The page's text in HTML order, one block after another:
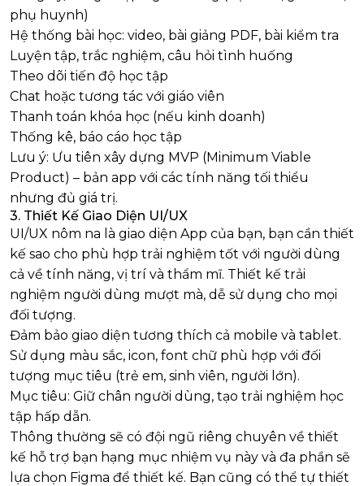
phụ huynh)
Hệ thống bài học: video, bài giảng PDF, bài kiểm tra
Luyện tập, trắc nghiệm, câu hỏi tình huống
Theo dõi tiến độ học tập
Chat hoặc tương tác với giáo viên
Thanh toán khóa học (nếu kinh doanh)
Thống kê, báo cáo học tập
Lưu ý: Ưu tiên xây dựng MVP (Minimum Viable
Product) – bản app với các tính năng tối thiểu
nhưng đủ giá trị.
3. Thiết Kế Giao Diện UI/UX
UI/UX nôm na là giao diện App của bạn, bạn cần thiết
kế sao cho phù hợp trải nghiệm tốt với người dùng
cả về tính năng, vị trí và thẩm mĩ. Thiết kế trải
nghiệm người dùng mượt mà, dễ sử dụng cho mọi
đối tượng.
Đảm bảo giao diện tương thích cả mobile và tablet.
Sử dụng màu sắc, icon, font chữ phù hợp với đối
tượng mục tiêu (trẻ em, sinh viên, người lớn).
Mục tiêu: Giữ chân người dùng, tạo trải nghiệm học
tập hấp dẫn.
Thông thường sẽ có đội ngũ riêng chuyên về thiết
kế hỗ trợ bạn hạng mục nhiệm vụ này và đa phần sẽ
lựa chọn Figma để thiết kế. Bạn cũng có thể tự thiết